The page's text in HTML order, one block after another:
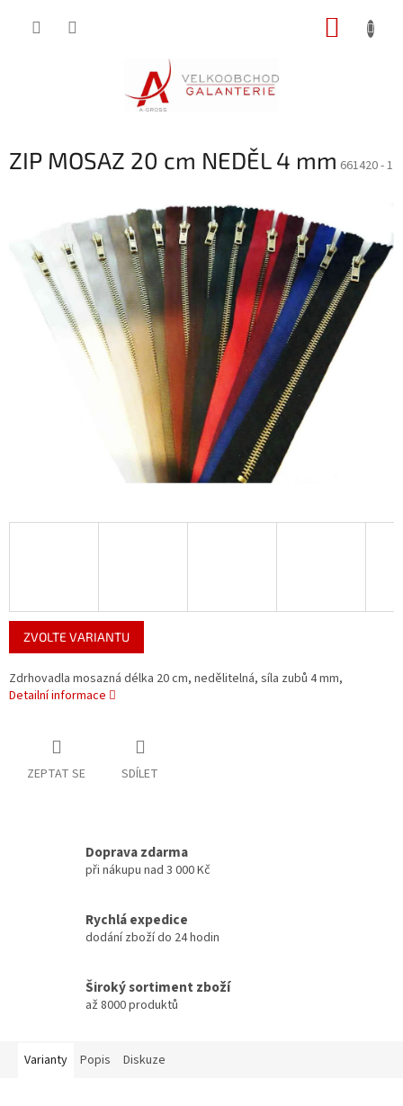
ZIP MOSAZ 20 cm NEDĚL 4 mm 661420 - 1
ZVOLTE VARIANTU
Zdrhovadla mosazná délka 20 cm, nedělitelná, síla zubů 4 mm,
Detailní informace
ZEPTAT SE SDÍLET
Doprava zdarma
při nákupu nad 3 000 Kč
Rychlá expedice
dodání zboží do 24 hodin
Široký sortiment zboží
až 8000 produktů
Varianty Popis Diskuze